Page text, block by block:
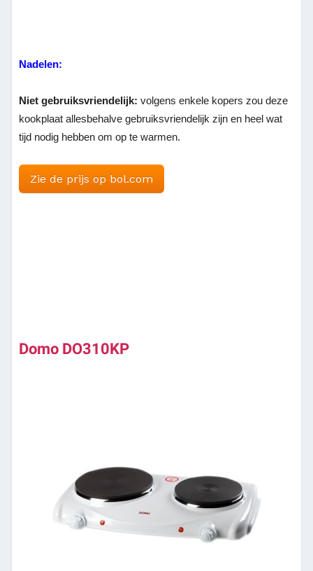
Nadelen:
Niet gebruiksvriendelijk: volgens enkele kopers zou deze
kookplaat allesbehalve gebruiksvriendelijk zijn en heel wat
tijd nodig hebben om op te warmen.
Zie de prijs op bol.com
Domo DO310KP